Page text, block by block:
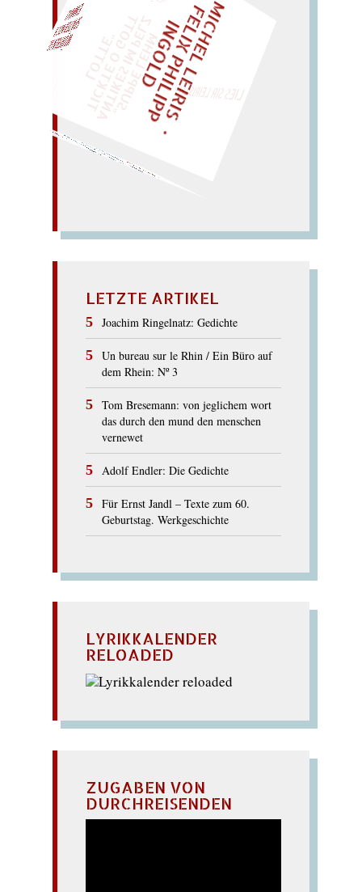
„
S
U
P
P
E
L
E
H
M
A
N
T
I
K
E
S
I
M
E
L
Z
T
I
C
K
T
E
O
G
O
T
T
L
O
T
T
E
KRAVATTE
rate
mal, Vater:
Wrack oder
Ratte?
wahre Kraft rafftKette
wie
Watte! (Karate;
Rakete).
M
I
C
H
E
L
L
E
I
R
I
S
・
F
E
L
I
X
P
H
I
L
I
P
P
I
N
G
O
L
D LIES SIR LEIRIS LEIS
EINMAL!
LETZTE ARTIKEL
Joachim Ringelnatz: Gedichte
Un bureau sur le Rhin / Ein Büro auf
dem Rhein: Nº 3
Tom Bresemann: von jeglichem wort
das durch den mund den menschen
vernewet
Adolf Endler: Die Gedichte
Für Ernst Jandl – Texte zum 60.
Geburtstag. Werkgeschichte
LYRIKKALENDER
RELOADED
ZUGABEN VON
DURCHREISENDEN